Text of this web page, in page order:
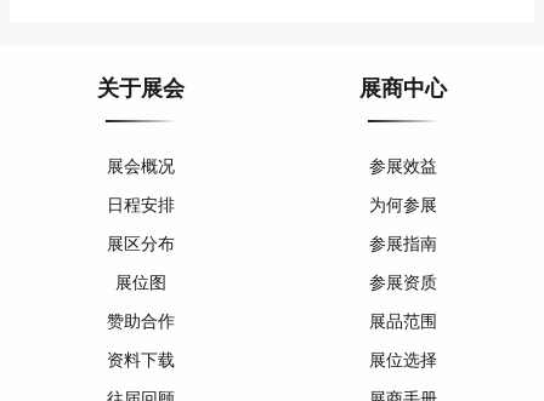
关于展会
展会概况
日程安排
展区分布
展位图
赞助合作
资料下载
展商中心
参展效益
为何参展
参展指南
参展资质
展品范围
展位选择